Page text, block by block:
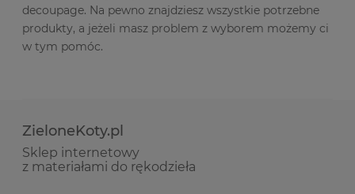
decoupage. Na pewno znajdziesz wszystkie potrzebne
produkty, a jeżeli masz problem z wyborem możemy ci
w tym pomóc.
ZieloneKoty.pl
Sklep internetowy
z materiałami do rękodzieła